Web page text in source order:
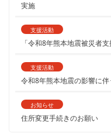
実施
支援活動
「令和8年熊本地震被災者
支援活動
令和8年熊本地震の影響に
お知らせ
住所変更手続きのお願い